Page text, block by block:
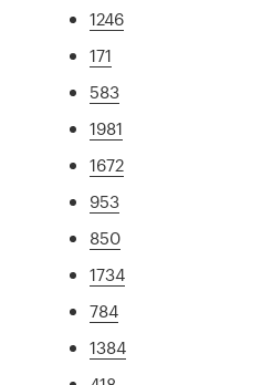
1246
171
583
1981
1672
953
850
1734
784
1384